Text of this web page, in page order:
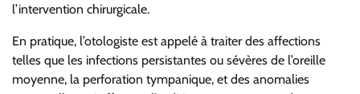
l’intervention chirurgicale.
En pratique, l’otologiste est appelé à traiter des affections
telles que les infections persistantes ou sévères de l’oreille
moyenne, la perforation tympanique, et des anomalies